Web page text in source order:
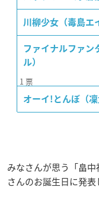
川柳少女（毒島エ
ファイナルファン
ル）
1 票
オーイ!とんぼ（凜
みなさんが思う「畠
さんのお誕生日に発表